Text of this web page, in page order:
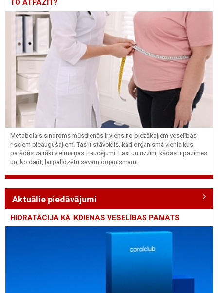
TO ATPAZĪT?
Metabolais sindroms mūsdienās ir viens no biežākajiem veselības
riskiem pieaugušajiem. Tas ir stāvoklis, kad organismā vienlaikus
parādās vairāki vielmaiņas traucējumi. Lasi un uzzini, kādas ir pazīmes
un, ko darīt, lai palīdzētu savam organismam!
Aktuālie piedāvājumi
HIDRATĀCIJA KĀ IKDIENAS VESELĪBAS PAMATS